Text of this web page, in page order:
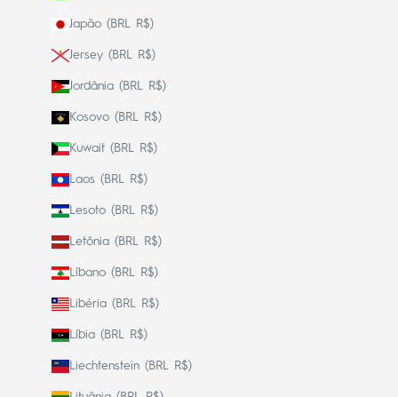
Japão (BRL R$)
Jersey (BRL R$)
Jordânia (BRL R$)
Kosovo (BRL R$)
Kuwait (BRL R$)
Laos (BRL R$)
Lesoto (BRL R$)
Letônia (BRL R$)
Líbano (BRL R$)
Libéria (BRL R$)
Líbia (BRL R$)
Liechtenstein (BRL R$)